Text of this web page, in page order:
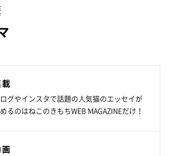
グやインスタで話題の人気猫のエッセイが
るのはねこのきもちWEB MAGAZINEだけ！